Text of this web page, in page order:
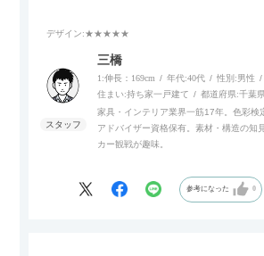
また、補助テーブルとして使用可能なスライ
内部にもプリンターなどが置けるスライド棚
でテレビ台以外にもオフィスなどでの収納家
サイドボードとして多目的な用途に対応して
また、扉は横方向へのスライド式となってい
ペースを最小限に抑えられ、省スペースでご
デザイン:★★★★★
三橋
1:伸長：169cm 年代:40代 性別:男性
住まい:持ち家一戸建て 都道府県:千葉県
家具・インテリア業界一筋17年。色彩検
アドバイザー資格保有。素材・構造の知
カー観戦が趣味。
参考になった 0